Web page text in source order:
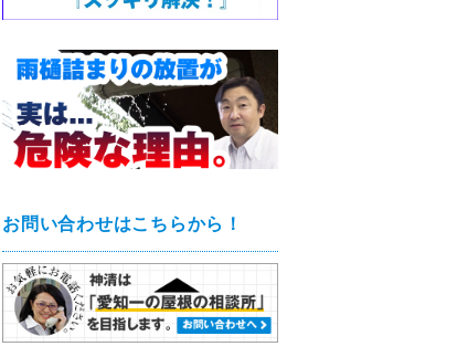
お問い合わせはこちらから！